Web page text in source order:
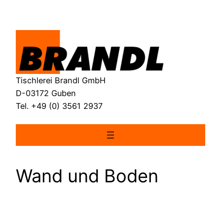
Tischlerei Brandl GmbH
D-03172 Guben
Tel. +49 (0) 3561 2937
Wand und Boden